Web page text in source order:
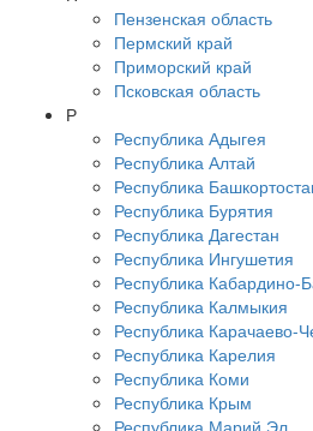
Пензенская область
Пермский край
Приморский край
Псковская область
Р
Республика Адыгея
Республика Алтай
Республика
Республика Бурятия
Республика Дагестан
Республика Ингушетия
Республика Кабардино-
Республика Калмыкия
Республика Карачаево-
Республика Карелия
Республика Коми
Республика Крым
Республика Марий Эл